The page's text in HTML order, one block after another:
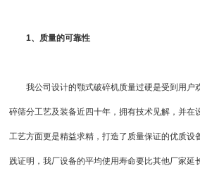
1、质量的可靠性
我公司设计的颚式破碎机质量过硬是受到用户
碎筛分工艺及装备近四十年，拥有技术见解，并在
工艺方面更是精益求精，打造了质量保证的优质设
践证明，我厂设备的平均使用寿命要比其他厂家延